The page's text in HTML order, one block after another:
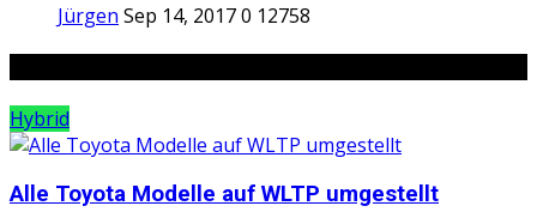
Jürgen Sep 14, 20170 12758
Hybrid
Alle Toyota Modelle auf WLTP umgestellt